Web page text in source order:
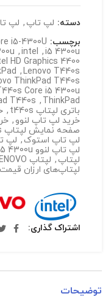
دسته: لپ تاپ , لپ
برچسب: i5-4300U
i5 4300u
,
intel
,
HD Graphics 4400
Lenovo T440s
,
ThinkPad T440s
Core i5 4300u
ThinkPad
,
T440s
باتری لپتاپ t440s
,
خرید لپ تاپ لنوو ,
صفحه نمایش لپتاپ t440s
لپ تاپ استوک , لپ
لپ تاپ لنوو Lenovo ThinkPad T440s Core i5 4300u
لپتاپ , لپتاپ LENOVO
لپتاپ‌های ارزان قیمت
اشتراک گذاری
توضیحات